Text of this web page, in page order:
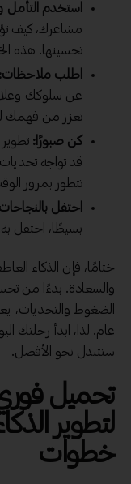
استخدم التأمل
مشاعرك، كيف
تحسينها. هذه
اطلب ملاحظات:
عن سلوكك
تعزز من فهمك
كن صبورًا:
قد تواجه
تتطور بمرور
احتفل
بسيطًا، احتفل
ختامًا، فإن الذكاء
والسعادة. بدءًا من
الضغوط والتحديات،
عام. لذا، ابدأ رحلتك
ستتبدل نحو الأفضل.
تحميل
خطوات